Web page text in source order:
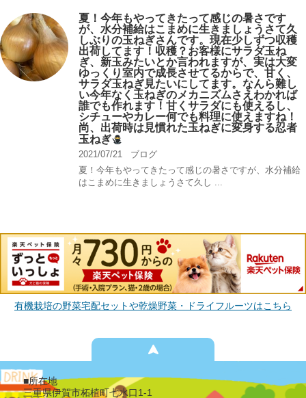
夏！今年もやってきたって感じの暑さです
が、水分補給はこまめに生きましょうさて久
しぶりの玉ねぎさんです。現在少しずつ収穫
出荷してます！収穫？お客様にサラダ玉ね
ぎ、新玉みたいとか言われますが、実は大変
ゆっくり室内で成長させてるからで、甘く、
サラダ玉ねぎ見たいにしてます。なんら難し
い今年なく玉ねぎのメカニズムさえわかれば
誰でも作れます！甘くサラダにも使えるし、
シチューやカレー何でも料理に使えますね！
尚、出荷時は見慣れた玉ねぎに変身する忍者
玉ねぎ
2021/07/21
ブログ
夏！今年もやってきたって感じの暑さですが、水分補給
はこまめに生きましょうさて久し ...
有機栽培の野菜宅配セットや乾燥野菜・ドライフルーツはこちら
■所在地
三重県伊賀市柘植町七水口1-1